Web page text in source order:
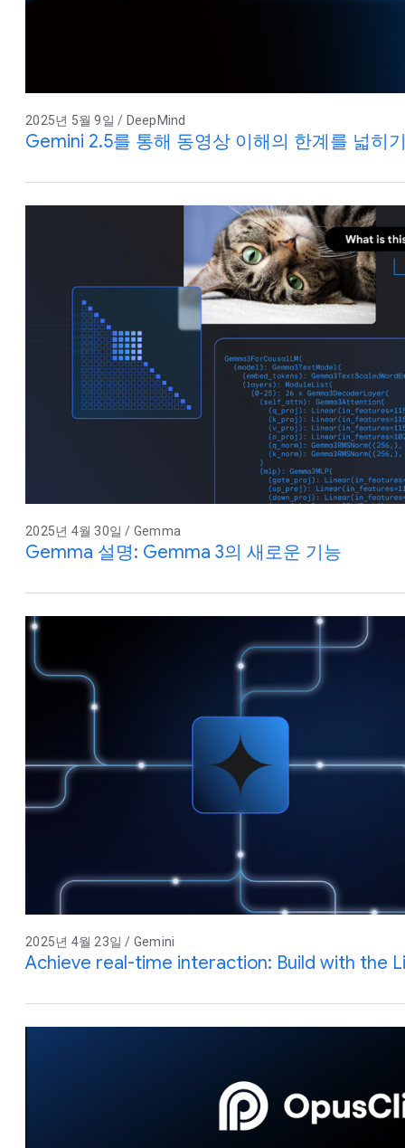
2025년 5월 9일 / DeepMind
Gemini 2.5를 통해 동영상 이해의 한계를 넓히
2025년 4월 30일 / Gemma
Gemma 설명: Gemma 3의 새로운 기능
2025년 4월 23일 / Gemini
Achieve real-time interaction: Build with the